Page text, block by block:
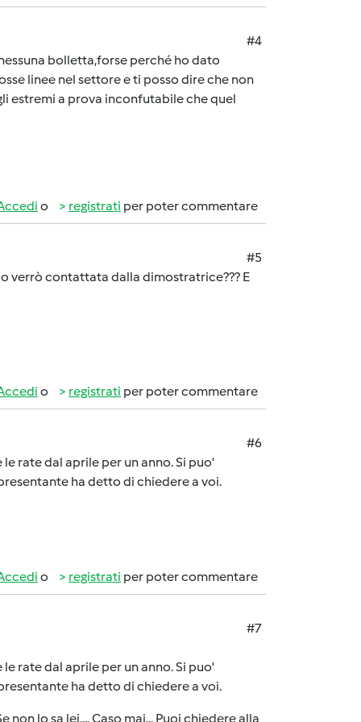
#4
bolletta,forse perché ho dato
linee nel settore e ti posso dire che non
estremi a prova inconfutabile che quel
o registrati per poter commentare
#5
verrò contattata dalla dimostratrice??? E
o registrati per poter commentare
#6
rate dal aprile per un anno. Si puo'
ha detto di chiedere a voi.
o registrati per poter commentare
#7
rate dal aprile per un anno. Si puo'
ha detto di chiedere a voi.
non lo sa lei.... Caso mai... Puoi chiedere alla